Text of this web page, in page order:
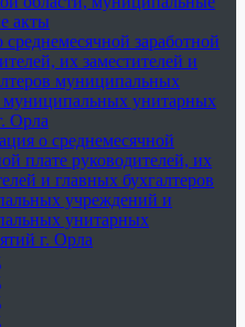
акты
заработной
их заместителей и
муниципальных
унитарных
Орла
о среднемесячной
плате руководителей, их
и главных бухгалтеров
учреждений и
унитарных
г. Орла